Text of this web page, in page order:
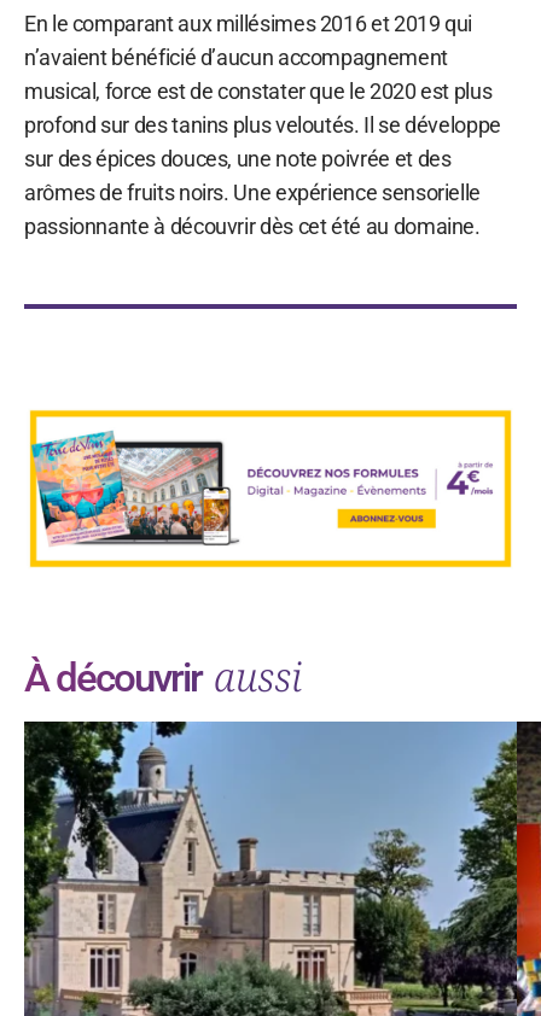
En le comparant aux millésimes 2016 et 2019 qui
n’avaient bénéficié d’aucun accompagnement
musical, force est de constater que le 2020 est plus
profond sur des tanins plus veloutés. Il se développe
sur des épices douces, une note poivrée et des
arômes de fruits noirs. Une expérience sensorielle
passionnante à découvrir dès cet été au domaine.
À découvrir aussi